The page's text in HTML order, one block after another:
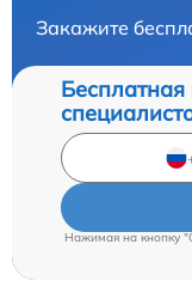
Закажите
Бесплатная
Нажимая на кнопку